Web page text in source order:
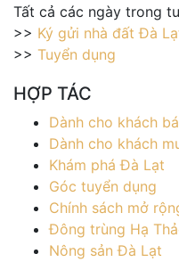
Tất cả các ngày trong
>> Ký gửi nhà đất Đà
>> Tuyển dụng
HỢP TÁC
Dành cho khách
Dành cho khách
Khám phá Đà Lạt
Góc tuyển dụng
Chính sách mở
Đông trùng Hạ
Nông sản Đà Lạt